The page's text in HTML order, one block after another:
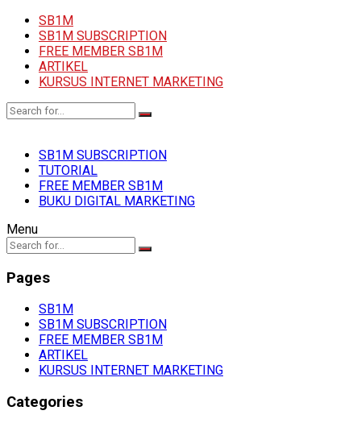
SB1M
SB1M SUBSCRIPTION
FREE MEMBER SB1M
ARTIKEL
KURSUS INTERNET MARKETING
SB1M SUBSCRIPTION
TUTORIAL
FREE MEMBER SB1M
BUKU DIGITAL MARKETING
Menu
Pages
SB1M
SB1M SUBSCRIPTION
FREE MEMBER SB1M
ARTIKEL
KURSUS INTERNET MARKETING
Categories